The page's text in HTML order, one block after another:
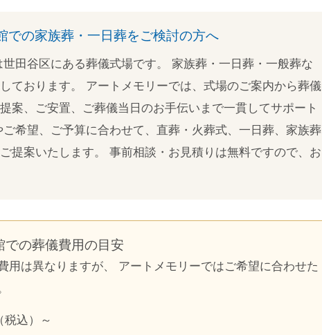
での家族葬・一日葬をご検討の方へ
田谷区にある葬儀式場です。 家族葬・一日葬・一般葬な
ております。 アートメモリーでは、式場のご案内から葬儀
案、ご安置、ご葬儀当日のお手伝いまで一貫してサポート
希望、ご予算に合わせて、直葬・火葬式、一日葬、家族葬
提案いたします。 事前相談・お見積りは無料ですので、お
での葬儀費用の目安
用は異なりますが、 アートメモリーではご希望に合わせた
税込）～